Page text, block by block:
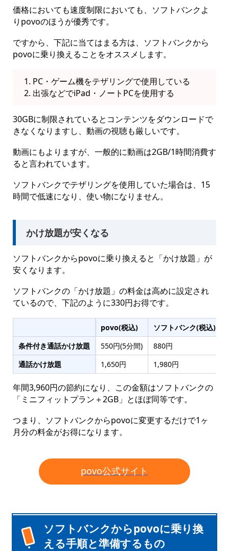
価格においても速度制限においても、ソフトバンクよ
りpovoのほうが優秀です。
ですから、下記に当てはまる方は、ソフトバンクから
povoに乗り換えることをオススメします。
PC・ゲーム機をテザリングで使用している
出張などでiPad・ノートPCを使用する
30GBに制限されているとコンテンツをダウンロードで
きなくなりますし、動画の視聴も厳しいです。
動画にもよりますが、一般的に動画は2GB/1時間消費す
ると言われています。
ソフトバンクでテザリングを使用していた場合は、15
時間で低速になり、使い物になりません。
かけ放題が安くなる
ソフトバンクからpovoに乗り換えると「かけ放題」が
安くなります。
ソフトバンクの「かけ放題」の料金は高めに設定され
ているので、下記のように330円お得です。
povo(税込) ソフトバンク(税込)
条件付き通話かけ放題
550円(5分間) 880円
通話かけ放題
1,650円 1,980円
年間3,960円の節約になり、この金額はソフトバンクの
「ミニフィットプラン＋2GB」とほぼ同等です。
つまり、ソフトバンクからpovoに変更するだけで1ヶ
月分の料金がお得になります。
povo公式サイト
ソフトバンクからpovoに乗り換
える手順と準備するもの